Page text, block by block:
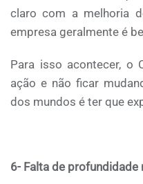
claro com a melhoria
empresa geralmente é
Para isso acontecer, o
ação e não ficar
dos mundos é ter que
6- Falta de